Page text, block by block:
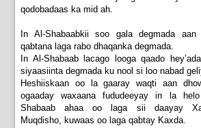
qodobadaas ka mid ah.
In Al-Shabaabkii soo gala degmada
qabtana laga rabo dhaqanka degmada.
In Al-Shabaab lacago looga qaado
siyaasiinta degmada ku nool si loo nabad
Heshiiskaan oo la gaaray waqti aan
ogaaday waxaana fududeeyay in la
Shabaab ahaa oo laga sii daayay
Muqdisho, kuwaas oo laga qabtay Kaxda.